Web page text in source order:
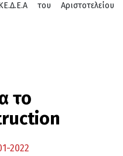
του Αριστοτελείου
το
2022